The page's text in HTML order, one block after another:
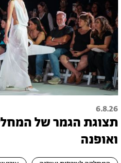
6.8.26
תצוגת הגמר של
ואופנה